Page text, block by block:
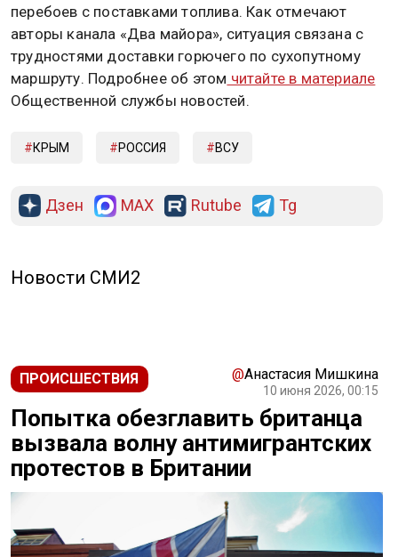
перебоев с поставками топлива. Как отмечают
авторы канала «Два майора», ситуация связана с
трудностями доставки горючего по сухопутному
маршруту. Подробнее об этом читайте в материале
Общественной службы новостей.
КРЫМ РОССИЯ ВСУ
Дзен MAX Rutube Tg
Новости СМИ2
ПРОИСШЕСТВИЯ @Анастасия Мишкина
10 июня 2026, 00:15
Попытка обезглавить британца
вызвала волну антимигрантских
протестов в Британии